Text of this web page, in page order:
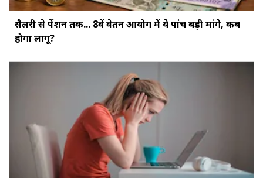
सैलरी से पेंशन तक... 8वें वेतन आयोग में ये पांच बड़ी मांगे, कब
होगा लागू?